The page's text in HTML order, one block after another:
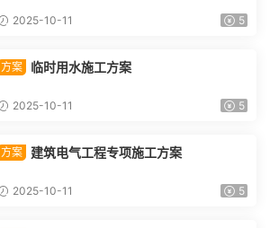
2025-10-11 5
方案 临时用水施工方案
2025-10-11 5
方案 建筑电气工程专项施工方案
2025-10-11 5